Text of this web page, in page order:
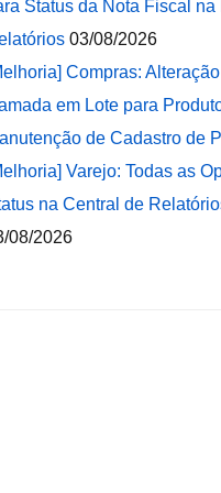
Status da Nota Fiscal
03/08/2026
Compras:
em Lote para
de Cadastro de
Varejo: Todas as
na Central de
08/2026